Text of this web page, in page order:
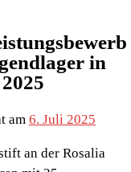
in
am 6. Juli 2025
an der Rosalia